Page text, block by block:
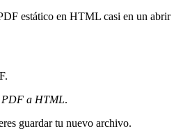
estático en HTML casi en un abrir
PDF a HTML.
guardar tu nuevo archivo.